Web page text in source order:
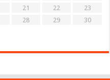
21 22
23
28 29
30